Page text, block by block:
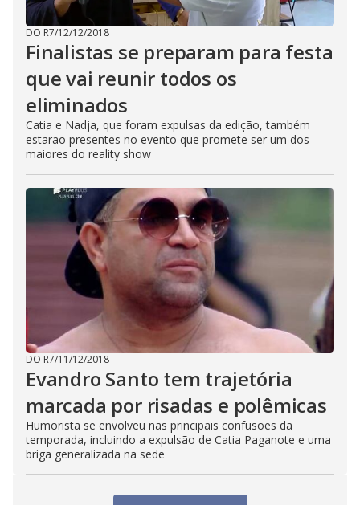
DO R7/12/12/2018
Finalistas se preparam para festa
que vai reunir todos os
eliminados
Catia e Nadja, que foram expulsas da edição, também
estarão presentes no evento que promete ser um dos
maiores do reality show
DO R7/11/12/2018
Evandro Santo tem trajetória
marcada por risadas e polêmicas
Humorista se envolveu nas principais confusões da
temporada, incluindo a expulsão de Catia Paganote e uma
briga generalizada na sede